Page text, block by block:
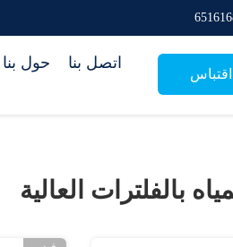
حول بنا اتصل بنا
بالفلترات العالية